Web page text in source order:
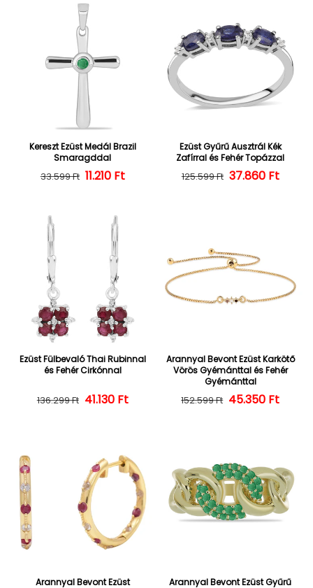
Kereszt Ezüst Medál Brazil
Smaragddal
Normál ár
33.599 Ft Kedvezményes ár
11.210 Ft
Ezüst Gyűrű Ausztrál Kék
Zafírral és Fehér Topázzal
Normál ár
125.599 Ft 37.860 Ft
Ezüst Fülbevaló Thai Rubinnal
és Fehér Cirkónnal
Normál ár
136.299 Ft Kedvezményes ár
41.130 Ft
Arannyal Bevont Ezüst Karkötő
Vörös Gyémánttal és Fehér
Gyémánttal
Normál ár
152.599 Ft 45.350 Ft
Arannyal Bevont Ezüst
Arannyal Bevont Ezüst Gyűrű